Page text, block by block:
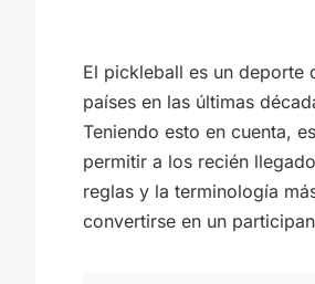
El pickleball es un deporte
países en las últimas
Teniendo esto en cuenta,
permitir a los recién
reglas y la terminología
convertirse en un